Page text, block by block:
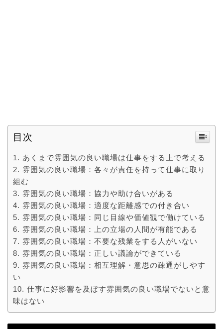
目次
あくまで雰囲気の良い職場は仕事をする上で考える
雰囲気の良い職場：各々が責任を持って仕事に取り
組む
雰囲気の良い職場：協力や助け合いがある
雰囲気の良い職場：適度な距離感での付き合い
雰囲気の良い職場：同じ目線や価値観で働けている
雰囲気の良い職場：上の立場の人間が有能である
雰囲気の良い職場：不要な残業をする人がいない
雰囲気の良い職場：正しい議論ができている
雰囲気の良い職場：相互理解・意思の疎通がしやす
い
仕事に好影響を及ぼす雰囲気の良い職場でないと意
味はない